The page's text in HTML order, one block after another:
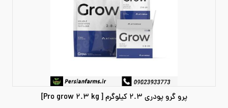
پرو گرو پودری 2.3 کیلوگرم [ Pro grow 2.3 kg]